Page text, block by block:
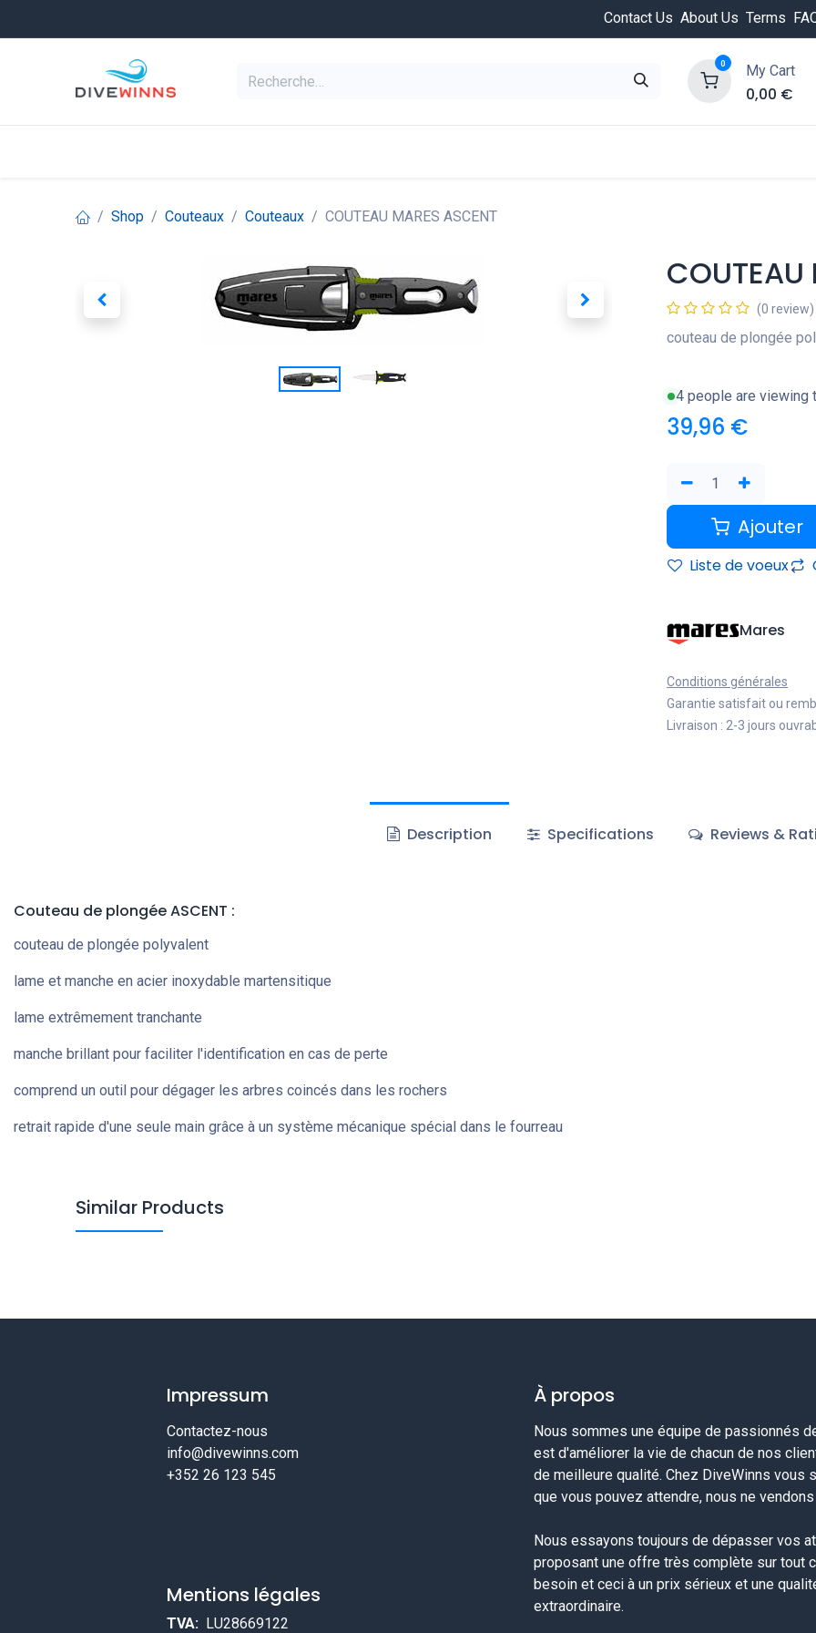
Contact Us About Us Terms
0 My Cart
0,00 €
HOT
Shop Couteaux Couteaux COUTEAU MARES ASCENT
COUTEAU
(0 review)
couteau de plongée
4 people are viewing
39,96 €
Ajouter
Liste de voeux
Mares
Conditions générales
Garantie satisfait ou
Livraison : 2-3 jours
Description Specifications Reviews &
Couteau de plongée ASCENT :
couteau de plongée polyvalent
lame et manche en acier inoxydable martensitique
lame extrêmement tranchante
manche brillant pour faciliter l'identification en cas de perte
comprend un outil pour dégager les arbres coincés dans les rochers
retrait rapide d'une seule main grâce à un système mécanique spécial dans le fourreau
Similar Products
Impressum
Contactez-nous
info@divewinns.com
+352 26 123 545
Mentions légales
TVA: LU28669122
À propos
Nous sommes une équipe de passionnés
est d'améliorer la vie de chacun de nos
de meilleure qualité. Chez DiveWinns vous
que vous pouvez attendre, nous ne
Nous essayons toujours de dépasser vos
proposant une offre très complète sur tout
besoin et ceci à un prix sérieux et une
extraordinaire.